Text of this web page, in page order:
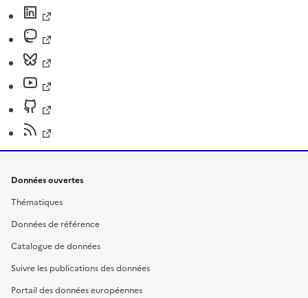
Données ouvertes
Thématiques
Données de référence
Catalogue de données
Suivre les publications des données
Portail des données européennes